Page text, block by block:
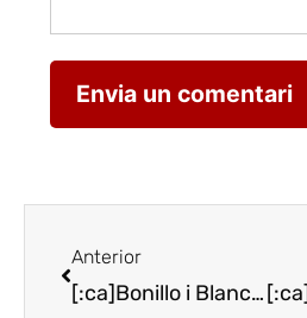
Anterior
[:ca]Bonillo i Blanch, xefs del dinar de la Truita de Riu d’Alfarràs[:es]Bonillo y Blanch, chefs del almuerzo de la Trucha de Río de Alfarràs[:]